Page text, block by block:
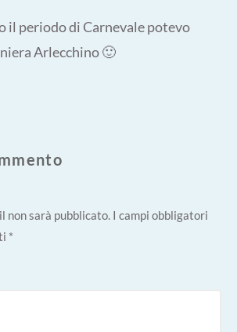
il periodo di Carnevale potevo
Arlecchino 🙂
non sarà pubblicato. I campi obbligatori
*